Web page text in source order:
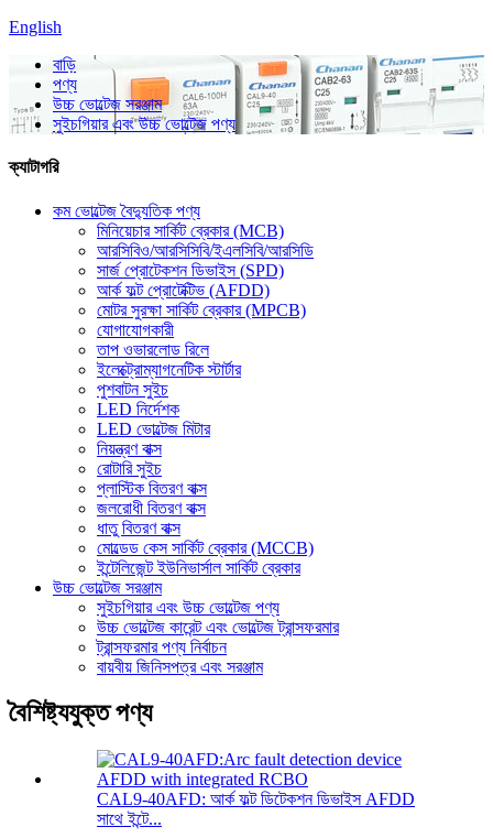
English
বাড়ি
পণ্য
উচ্চ ভোল্টেজ সরঞ্জাম
সুইচগিয়ার এবং উচ্চ ভোল্টেজ পণ্য
ক্যাটাগরি
কম ভোল্টেজ বৈদ্যুতিক পণ্য
মিনিয়েচার সার্কিট ব্রেকার (MCB)
আরসিবিও/আরসিসিবি/ইএলসিবি/আরসিডি
সার্জ প্রোটেকশন ডিভাইস (SPD)
আর্ক ফল্ট প্রোটেক্টিভ (AFDD)
মোটর সুরক্ষা সার্কিট ব্রেকার (MPCB)
যোগাযোগকারী
তাপ ওভারলোড রিলে
ইলেক্ট্রোম্যাগনেটিক স্টার্টার
পুশবাটন সুইচ
LED নির্দেশক
LED ভোল্টেজ মিটার
নিয়ন্ত্রণ বাক্স
রোটারি সুইচ
প্লাস্টিক বিতরণ বাক্স
জলরোধী বিতরণ বাক্স
ধাতু বিতরণ বাক্স
মোল্ডেড কেস সার্কিট ব্রেকার (MCCB)
ইন্টেলিজেন্ট ইউনিভার্সাল সার্কিট ব্রেকার
উচ্চ ভোল্টেজ সরঞ্জাম
সুইচগিয়ার এবং উচ্চ ভোল্টেজ পণ্য
উচ্চ ভোল্টেজ কারেন্ট এবং ভোল্টেজ ট্রান্সফরমার
ট্রান্সফরমার পণ্য নির্বাচন
বায়বীয় জিনিসপত্র এবং সরঞ্জাম
বৈশিষ্ট্যযুক্ত পণ্য
CAL9-40AFD: আর্ক ফল্ট ডিটেকশন ডিভাইস AFDD
সাথে ইন্টে...